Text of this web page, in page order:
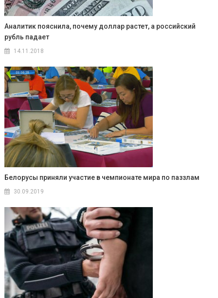
Аналитик пояснила, почему доллар растет, а российский
рубль падает
14.11.2018
Белорусы приняли участие в чемпионате мира по паззлам
30.09.2019